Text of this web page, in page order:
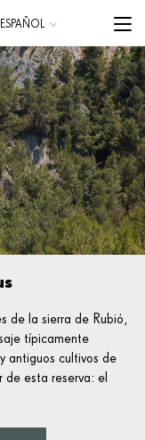
Menu
CATALÀ
ESPAÑOL
ENGLISH
de la sierra de Rubió,
típicamente
antiguos cultivos de
de esta reserva: el